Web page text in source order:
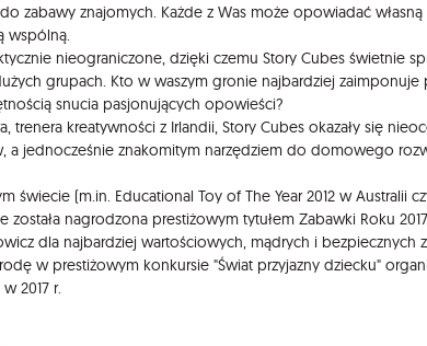
zabawy znajomych. Każde z Was może opowiadać
wspólną.
nieograniczone, dzięki czemu Story Cubes świetnie
grupach. Kto w waszym gronie najbardziej zaimponuje
snucia pasjonujących opowieści?
trenera kreatywności z Irlandii, Story Cubes okazały się
a jednocześnie znakomitym narzędziem do domowego
świecie (m.in. Educational Toy of The Year 2012 w Australii
została nagrodzona prestiżowym tytułem Zabawki Roku 2017
dla najbardziej wartościowych, mądrych i bezpiecznych
w prestiżowym konkursie "Świat przyjazny dziecku"
2017 r.